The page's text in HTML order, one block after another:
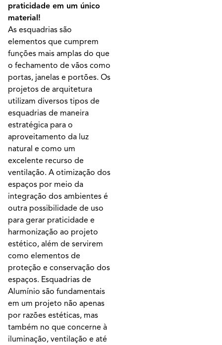
praticidade em um único
material!
As esquadrias são
elementos que cumprem
funções mais amplas do que
o fechamento de vãos como
portas, janelas e portões. Os
projetos de arquitetura
utilizam diversos tipos de
esquadrias de maneira
estratégica para o
aproveitamento da luz
natural e como um
excelente recurso de
ventilação. A otimização dos
espaços por meio da
integração dos ambientes é
outra possibilidade de uso
para gerar praticidade e
harmonização ao projeto
estético, além de servirem
como elementos de
proteção e conservação dos
espaços. Esquadrias de
Alumínio são fundamentais
em um projeto não apenas
por razões estéticas, mas
também no que concerne à
iluminação, ventilação e até